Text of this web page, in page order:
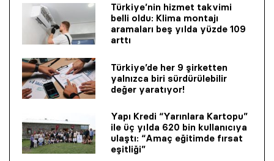
Türkiye’nin hizmet takvimi
belli oldu: Klima montajı
aramaları beş yılda yüzde 109
arttı
Türkiye’de her 9 şirketten
yalnızca biri sürdürülebilir
değer yaratıyor!
Yapı Kredi “Yarınlara Kartopu”
ile üç yılda 620 bin kullanıcıya
ulaştı: “Amaç eğitimde fırsat
eşitliği”